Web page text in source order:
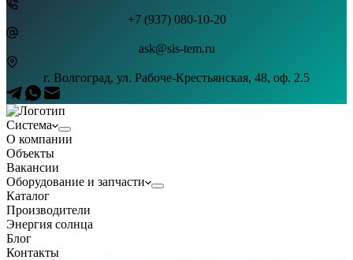
+7 (937) 080-10-20
ask@sis-tem.ru
г. Волгоград, ул. Рабоче-Крестьянская, 48, оф. 2.5
Система
О компании
Объекты
Вакансии
Оборудование и запчасти
Каталог
Производители
Энергия солнца
Блог
Контакты